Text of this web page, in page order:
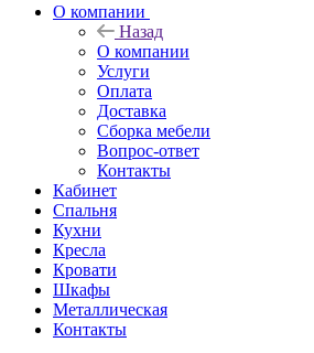
О компании
Назад
О компании
Услуги
Оплата
Доставка
Сборка мебели
Вопрос-ответ
Контакты
Кабинет
Спальня
Кухни
Кресла
Кровати
Шкафы
Металлическая
Контакты